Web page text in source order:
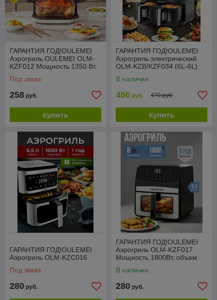
ГАРАНТИЯ ГОД!OULEMEI
Аэрогриль OULEMEI OLM-
KZF012 Мощность 1350 Вт,
Под заказ
258 руб.
Купить
ГАРАНТИЯ ГОД!OULEMEI
Аэрогриль электрический
OLM-KZB/KZF034 (6L-6L)
В наличии
450 руб. 470 руб.
Купить
ГАРАНТИЯ ГОД!OULEMEI
Аэрогриль OLM-KZC016
Под заказ
280 руб.
ГАРАНТИЯ ГОД!OULEMEI
Аэрогриль OLM-KZF017
Мощность 1800Вт, объем
В наличии
280 руб.